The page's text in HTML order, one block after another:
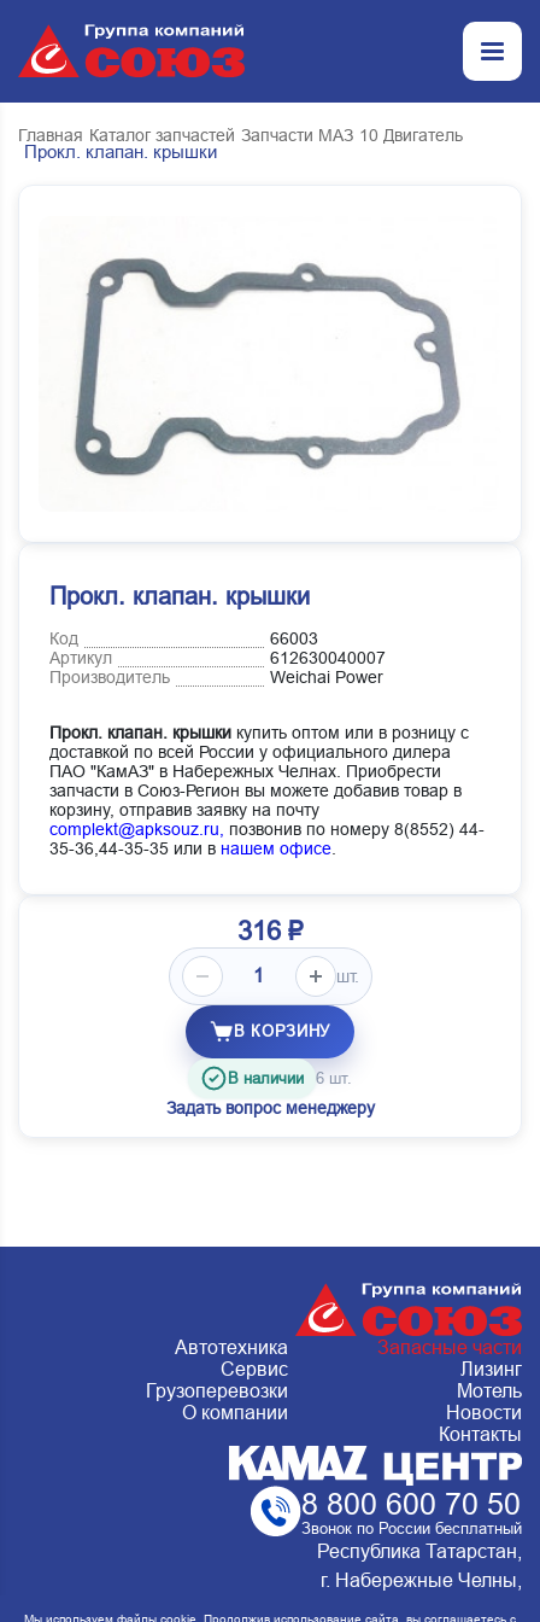
Главная Каталог запчастей Запчасти МАЗ 10 Двигатель
Прокл. клапан. крышки
Прокл. клапан. крышки
Код
66003
Артикул
612630040007
Производитель
Weichai Power
Прокл. клапан. крышки купить оптом или в розницу с
доставкой по всей России у официального дилера
ПАО "КамАЗ" в Набережных Челнах. Приобрести
запчасти в Союз-Регион вы можете добавив товар в
корзину, отправив заявку на почту
complekt@apksouz.ru,
позвонив по номеру 8(8552) 44-
35-36,44-35-35 или в нашем офисе
316 ₽
шт.
В КОРЗИНУ
В наличии 6 шт.
Задать вопрос менеджеру
Автотехника
Запасные части
Сервис
Лизинг
Грузоперевозки
Мотель
О компании
Новости
Контакты
8 800 600 70 50
Звонок по России бесплатный
Республика Татарстан,
г. Набережные Челны,
Металлургическая 15, стр.2 Сервис:
Мы используем файлы cookie. Продолжив использование сайта, вы соглашаетесь с